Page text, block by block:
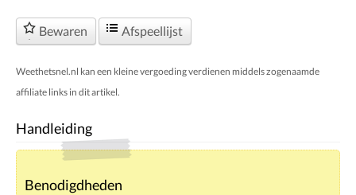
Bewaren Afspeellijst
Weethetsnel.nl kan een kleine vergoeding verdienen middels zogenaamde
affiliate links in dit artikel.
Handleiding
Benodigdheden